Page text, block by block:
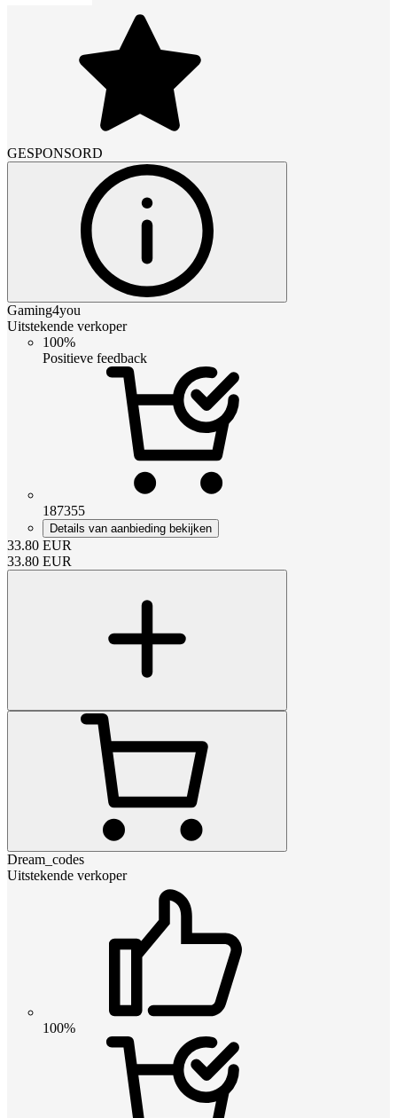
GESPONSORD
Gaming4you
Uitstekende verkoper
100%
Positieve feedback
187355
Details van aanbieding bekijken
33.80 EUR
33.80 EUR
Dream_codes
Uitstekende verkoper
100%